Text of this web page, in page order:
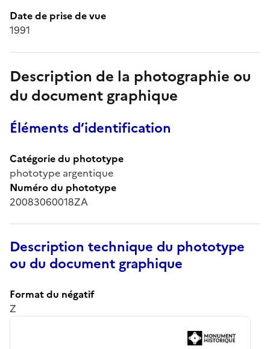
Date de prise de vue
1991
Description de la photographie ou
du document graphique
Éléments d’identification
Catégorie du phototype
phototype argentique
Numéro du phototype
20083060018ZA
Description technique du phototype
ou du document graphique
Format du négatif
Z